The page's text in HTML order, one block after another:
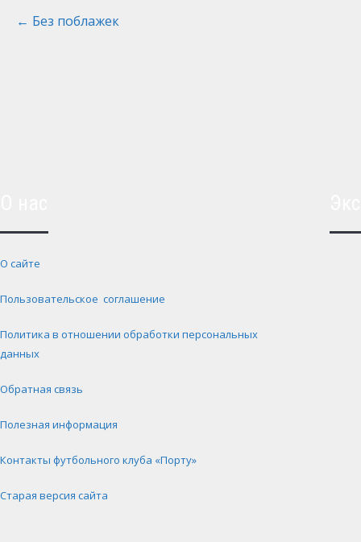
Post
navigation
← Без поблажек
О сайте
Пользовательское соглашение
Политика в отношении обработки персональных
данных
Обратная связь
Полезная информация
Контакты футбольного клуба «Порту»
Старая версия сайта